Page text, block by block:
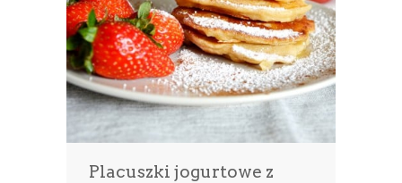
Placuszki jogurtowe z